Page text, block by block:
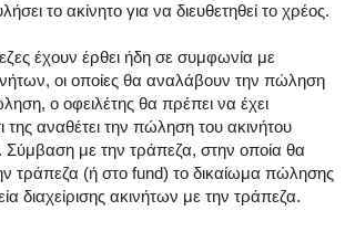
το ακίνητο για να διευθετηθεί το χρέος.
έχουν έρθει ήδη σε συμφωνία με
οι οποίες θα αναλάβουν την πώληση
ο οφειλέτης θα πρέπει να έχει
αναθέτει την πώληση του ακινήτου
Σύμβαση με την τράπεζα, στην οποία θα
τράπεζα (ή στο fund) το δικαίωμα πώλησης
διαχείρισης ακινήτων με την τράπεζα.